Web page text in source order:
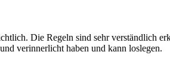
Die Regeln sind sehr verständlich
verinnerlicht haben und kann loslegen.